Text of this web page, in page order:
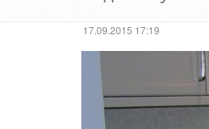
17.09.2015 17:19